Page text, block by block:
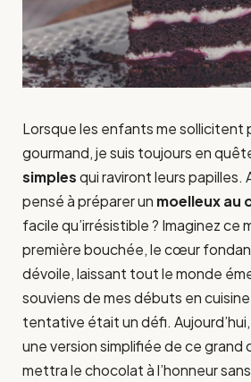
Lorsque les enfants me sollicitent
gourmand, je suis toujours en
simplesqui raviront leurs papilles.
pensé à préparer un moelleux au
facile qu’irrésistible ? Imaginez ce
première bouchée, le cœur
dévoile, laissant tout le monde
souviens de mes débuts en
tentative était un défi.
une version simplifiée de ce grand
mettra le chocolat à l’honneur